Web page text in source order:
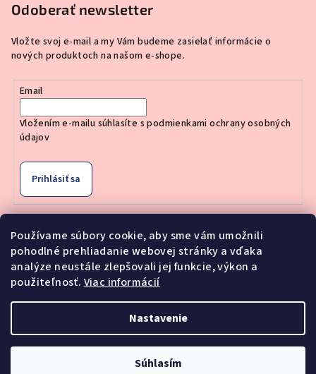
Používame súbory cookie, aby sme vám umožnili
pohodlné prehliadanie webovej stránky a vďaka
analýze neustále zlepšovali jej funkcie, výkon a
použiteľnosť. Viac informácií
Nastavenie
Súhlasím
Odoberať newsletter
Vložte svoj e-mail a my Vám budeme zasielať informácie o
nových produktoch na našom e-shope.
Email
Vložením e-mailu súhlasíte spodmienkami ochrany osobných
údajov
Prihlásiť sa
Nákupný košík